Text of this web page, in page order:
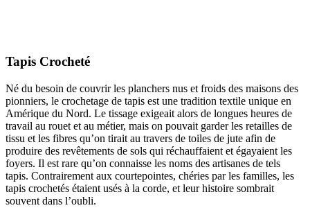
Tapis Crocheté
Né du besoin de couvrir les planchers nus et froids des maisons des
pionniers, le crochetage de tapis est une tradition textile unique en
Amérique du Nord. Le tissage exigeait alors de longues heures de
travail au rouet et au métier, mais on pouvait garder les retailles de
tissu et les fibres qu’on tirait au travers de toiles de jute afin de
produire des revêtements de sols qui réchauffaient et égayaient les
foyers. Il est rare qu’on connaisse les noms des artisanes de tels
tapis. Contrairement aux courtepointes, chéries par les familles, les
tapis crochetés étaient usés à la corde, et leur histoire sombrait
souvent dans l’oubli.